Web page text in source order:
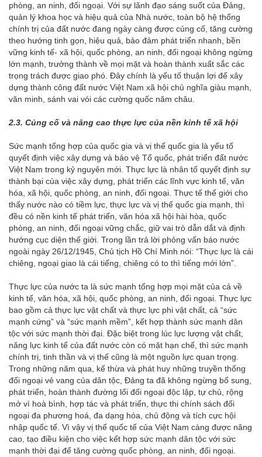
phòng, an ninh, đối ngoại. Với sự lãnh đạo sáng suốt của Đảng,
quản lý khoa học và hiệu quả của Nhà nước, toàn bộ hệ thống
chính trị của đất nước đang ngày càng được củng cố, tăng cường
theo hướng tinh gọn, hiệu quả, bảo đảm phát triển nhanh, bền
vững kinh tế- xã hội, quốc phòng, an ninh, đối ngoại không ngừng
lớn mạnh, trưởng thành về mọi mặt và hoàn thành xuất sắc các
trọng trách được giao phó. Đây chính là yếu tố thuận lợi để xây
dựng thành công đất nước Việt Nam xã hội chủ nghĩa giàu mạnh,
văn minh, sánh vai vói các cường quốc năm châu.
2.3. Củng cố và nâng cao thực lực của nền kinh tế xã hội
Sức mạnh tổng hợp của quốc gia và vị thế quốc gia là yếu tố
quyết định việc xây dựng và bảo vệ Tổ quốc, phát triển đất nước
Việt Nam trong kỷ nguyên mới. Thực lực là nhân tố quyết định sự
thành bại của việc xây dựng, phát triển các lĩnh vực kinh tế, văn
hóa, xã hội, quốc phòng, an ninh, đối ngoại. Thực tế thế giới cho
thấy nước nào có tiềm lực, thực lực và vị thế quốc gia mạnh, thì
đều có nền kinh tế phát triển, văn hóa xã hội hài hòa, quốc
phòng, an ninh, đối ngoại vững chắc, giữ vai trò dẫn dắt và định
hướng cục diện thế giới. Trong lần trả lời phỏng vấn báo nước
ngoài ngày 26/12/1945, Chủ tịch Hồ Chí Minh nói: “Thực lực là cái
chiêng, ngoại giao là cái tiếng, chiêng có to thì tiếng mới lớn”.
Thực lực của nước ta là sức mạnh tổng hợp mọi mặt của cả về
kinh tế, văn hóa, xã hội, quốc phòng, an ninh, đối ngoại. Thực lực
bao gồm cả thực lực vật chất và thực lực phi vật chất, cả “sức
mạnh cứng” và “sức mạnh mềm”, kết hợp thành sức mạnh dân
tộc với sức mạnh thời đại. Đặc biệt trong lúc lực lượng vật chất,
năng lực kinh tế của đất nước còn có mặt hạn chế, thì sức mạnh
chính trị, tinh thần và vị thế cũng là một nguồn lực quan trọng.
Trong những năm qua, kế thừa và phát huy những truyền thống
đối ngoại vẻ vang của dân tộc, Đảng ta đã không ngừng bổ sung,
phát triển, hoàn thành đường lối đối ngoại độc lập, tự chủ, rộng
mở vì hoà bình, hợp tác và phát triển, thực thi chính sách đối
ngoại đa phương hoá, đa dạng hóa, chủ động và tích cực hội
nhập quốc tế. Vì vậy vị thế quốc tế của Việt Nam càng được nâng
cao, tạo điều kiện cho việc kết hợp sức mạnh dân tộc với sức
mạnh thời đại để tăng cường quốc phòng, an ninh, đối ngoại.